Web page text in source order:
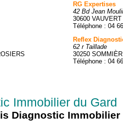
RG Expertises
42 Bd Jean
30600 VAUVERT
Téléphone : 04
Reflex
62 r Taillade
30250
Téléphone : 04
Immobilier du Gard
Diagnostic